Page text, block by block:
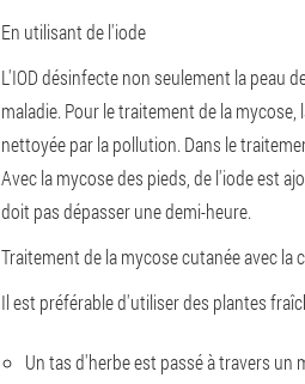
En utilisant de l'iode
L'IOD désinfecte non seulement la peau
maladie. Pour le traitement de la
nettoyée par la pollution. Dans le
Avec la mycose des pieds, de l'iode est
doit pas dépasser une demi-heure.
Traitement de la mycose cutanée avec la
Il est préférable d'utiliser des plantes
Un tas d'herbe est passé à travers un